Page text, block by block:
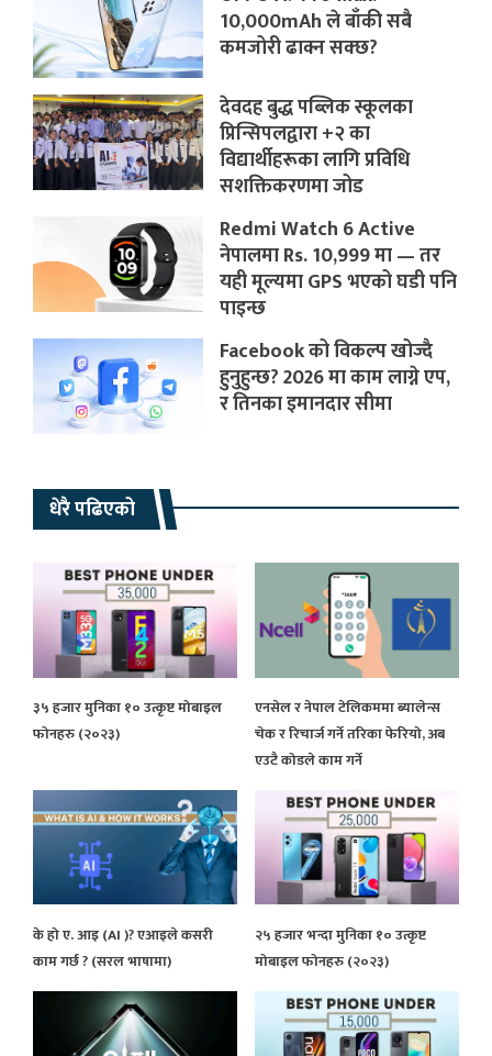
10,000mAh ले बाँकी सबै
कमजोरी ढाक्न सक्छ?
देवदह बुद्ध पब्लिक स्कूलका
प्रिन्सिपलद्वारा +२ का
विद्यार्थीहरूका लागि प्रविधि
सशक्तिकरणमा जोड
Redmi Watch 6 Active
नेपालमा Rs. 10,999 मा — तर
यही मूल्यमा GPS भएको घडी पनि
पाइन्छ
Facebook को विकल्प खोज्दै
हुनुहुन्छ? 2026 मा काम लाग्ने एप,
र तिनका इमानदार सीमा
धेरै पढिएको
३५ हजार मुनिका १० उत्कृष्ट मोबाइल
फोनहरु (२०२३)
एनसेल र नेपाल टेलिकममा ब्यालेन्स
चेक र रिचार्ज गर्ने तरिका फेरियो, अब
एउटै कोडले काम गर्ने
के हो ए. आइ (AI )? एआइले कसरी
काम गर्छ ? (सरल भाषामा)
२५ हजार भन्दा मुनिका १० उत्कृष्ट
मोबाइल फोनहरु (२०२३)